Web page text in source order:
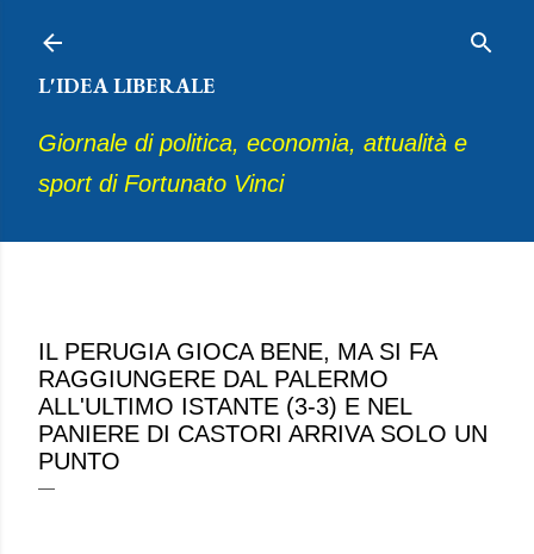
L'IDEA LIBERALE
Giornale di politica, economia, attualità e
sport di Fortunato Vinci
IL PERUGIA GIOCA BENE, MA SI FA
RAGGIUNGERE DAL PALERMO
ALL'ULTIMO ISTANTE (3-3) E NEL
PANIERE DI CASTORI ARRIVA SOLO UN
PUNTO